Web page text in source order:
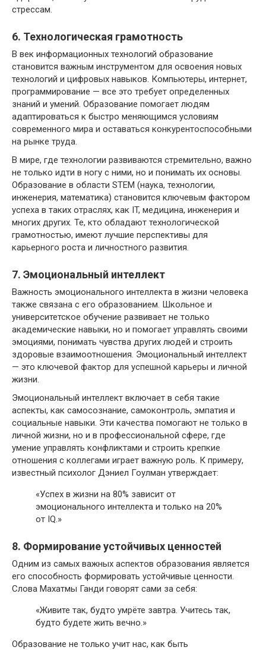
стрессам.
6. Технологическая грамотность
В век информационных технологий образование
становится важным инструментом для освоения новых
технологий и цифровых навыков. Компьютеры, интернет,
программирование — все это требует определенных
знаний и умений. Образование помогает людям
адаптироваться к быстро меняющимся условиям
современного мира и оставаться конкурентоспособными
на рынке труда.
В мире, где технологии развиваются стремительно, важно
не только идти в ногу с ними, но и понимать их основы.
Образование в области STEM (наука, технологии,
инженерия, математика) становится ключевым фактором
успеха в таких отраслях, как IT, медицина, инженерия и
многих других. Те, кто обладают технологической
грамотностью, имеют лучшие перспективы для
карьерного роста и личностного развития.
7. Эмоциональный интеллект
Важность эмоционального интеллекта в жизни человека
также связана с его образованием. Школьное и
университетское обучение развивает не только
академические навыки, но и помогает управлять своими
эмоциями, понимать чувства других людей и строить
здоровые взаимоотношения. Эмоциональный интеллект
— это ключевой фактор для успешной карьеры и личной
жизни.
Эмоциональный интеллект включает в себя такие
аспекты, как самосознание, самоконтроль, эмпатия и
социальные навыки. Эти качества помогают не только в
личной жизни, но и в профессиональной сфере, где
умение управлять конфликтами и строить крепкие
отношения с коллегами играет важную роль. К примеру,
известный психолог Дэниел Гоулман утверждает:
«Успех в жизни на 80% зависит от
эмоционального интеллекта и только на 20%
от IQ.»
8. Формирование устойчивых ценностей
Одним из самых важных аспектов образования является
его способность формировать устойчивые ценности.
Слова Махатмы Ганди говорят сами за себя:
«Живите так, будто умрёте завтра. Учитесь так,
будто будете жить вечно.»
Образование не только учит нас, как быть